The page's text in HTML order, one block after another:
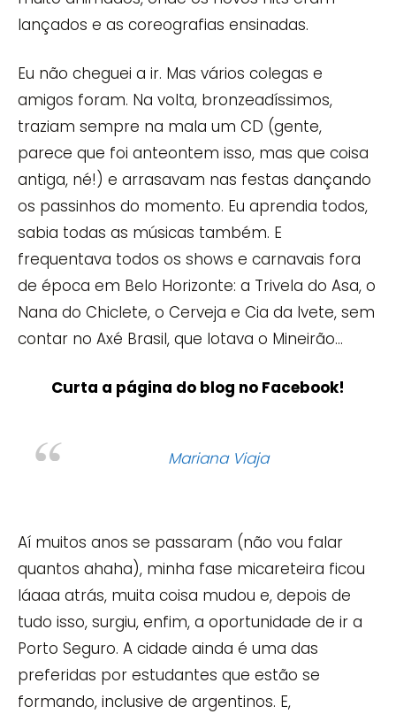
lançados e as coreografias ensinadas.
Eu não cheguei a ir. Mas vários colegas e
amigos foram. Na volta, bronzeadíssimos,
traziam sempre na mala um CD (gente,
parece que foi anteontem isso, mas que coisa
antiga, né!) e arrasavam nas festas dançando
os passinhos do momento. Eu aprendia todos,
sabia todas as músicas também. E
frequentava todos os shows e carnavais fora
de época em Belo Horizonte: a Trivela do Asa, o
Nana do Chiclete, o Cerveja e Cia da Ivete, sem
contar no Axé Brasil, que lotava o Mineirão…
Curta a página do blog no Facebook!
Mariana Viaja
Aí muitos anos se passaram (não vou falar
quantos ahaha), minha fase micareteira ficou
láaaa atrás, muita coisa mudou e, depois de
tudo isso, surgiu, enfim, a oportunidade de ir a
Porto Seguro. A cidade ainda é uma das
preferidas por estudantes que estão se
formando, inclusive de argentinos. E,